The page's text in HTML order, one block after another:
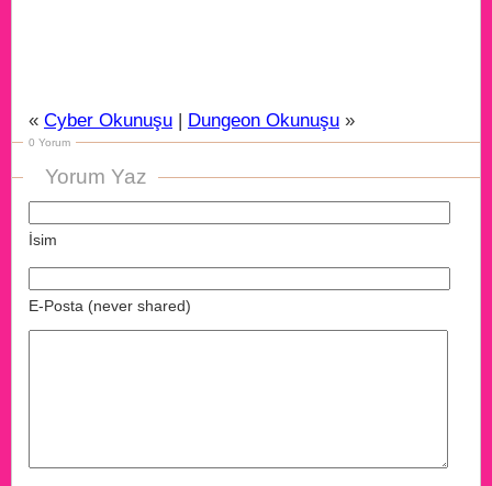
« Cyber Okunuşu | Dungeon Okunuşu »
0 Yorum
Yorum Yaz
İsim
E-Posta (never shared)